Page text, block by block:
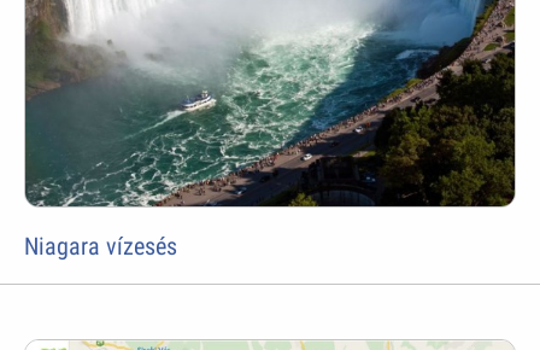
Niagara vízesés